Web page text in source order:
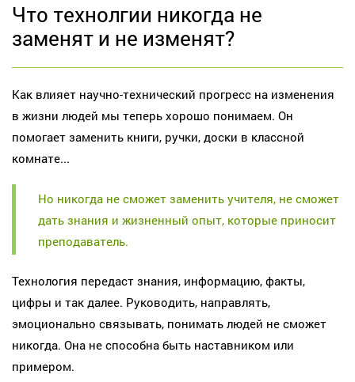
Что технолгии никогда не
заменят и не изменят?
Как влияет научно-технический прогресс на изменения
в жизни людей мы теперь хорошо понимаем. Он
помогает заменить книги, ручки, доски в классной
комнате...
Но никогда не сможет заменить учителя, не сможет
дать знания и жизненный опыт, которые приносит
преподаватель.
Технология передаст знания, информацию, факты,
цифры и так далее. Руководить, направлять,
эмоционально связывать, понимать людей не сможет
никогда. Она не способна быть наставником или
примером.